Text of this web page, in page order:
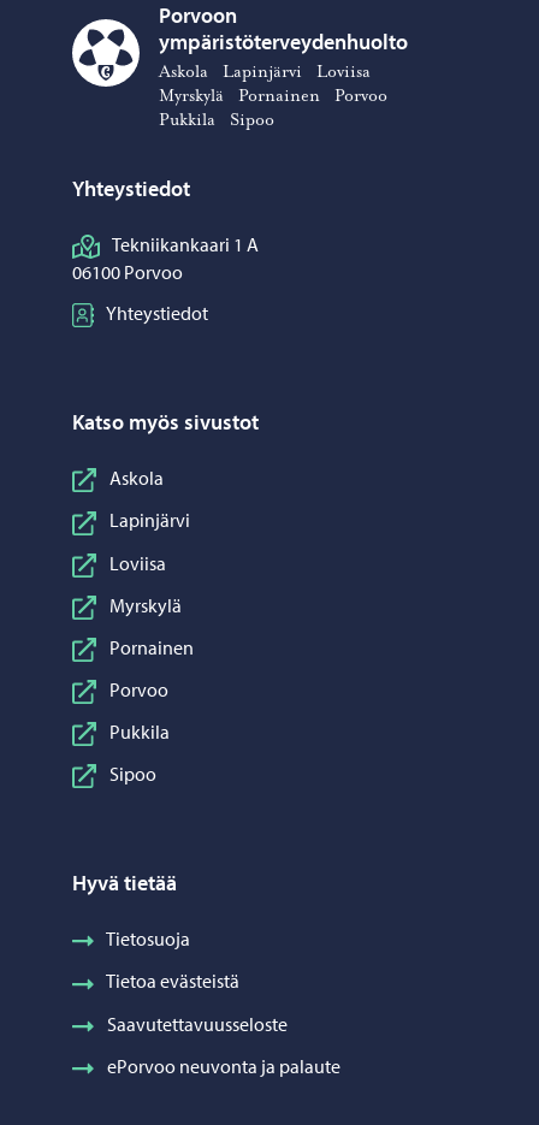
Porvoon ympäristöterveydenhuolto – Siirry kotisivulle
Porvoon
ympäristöterveydenhuolto
Askola Lapinjärvi
Loviisa
Myrskylä
Pornainen
Porvoo
Pukkila
Sipoo
Yhteystiedot
Tekniikankaari 1 A
06100 Porvoo
Yhteystiedot
Katso myös sivustot
Askola
Lapinjärvi
Loviisa
Myrskylä
Pornainen
Porvoo
Pukkila
Sipoo
Hyvä tietää
Tietosuoja
Tietoa evästeistä
Saavutettavuusseloste
ePorvoo neuvonta ja palaute